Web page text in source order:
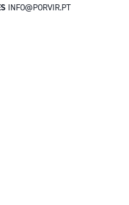
INFO@PORVIR.PT